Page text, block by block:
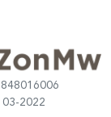
848016006
03-2022